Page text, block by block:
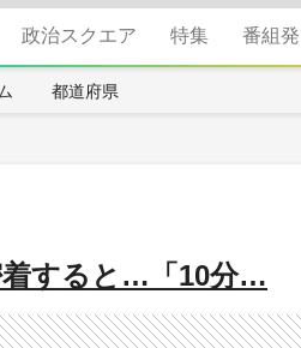
政治スクエア 特集 番組発
都道府県
着すると…「10分…